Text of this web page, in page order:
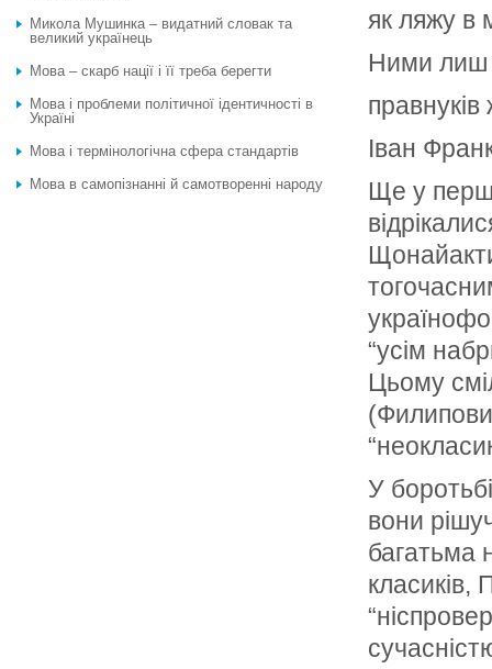
як ляжу в
Ними лиш
правнуків
Іван
Ще у
“усім
Цьому
У
вони
багатьма
класиків,
Микола Мушинка – видатний словак та
великий українець
Мова – скарб нації і її треба берегти
Мова і проблеми політичної ідентичності в
Україні
Мова і термінологічна сфера стандартів
Мова в самопізнанні й самотворенні народу